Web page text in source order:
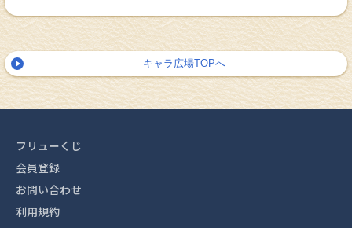
キャラ広場TOPへ
フリューくじ
会員登録
お問い合わせ
利用規約